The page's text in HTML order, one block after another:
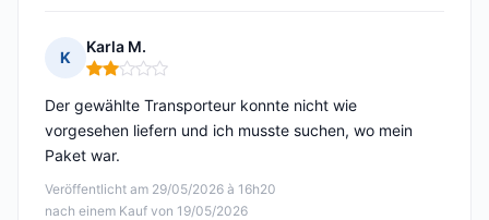
K
Karla M.
Hinweis: 2 von 5
Veröffentlicht am 29/05/2026 à 16h20
nach einem Kauf von 19/05/2026
Der gewählte Transporteur konnte nicht wie
vorgesehen liefern und ich musste suchen, wo mein
Paket war.